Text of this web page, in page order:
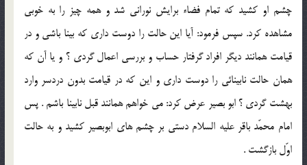
چشم او كشيد كه تمام فضاء برايش نوراني شد و همه چيز را به خوبي
مشاهده كرد. سپس فرمود: آيا اين حالت را دوست داري كه بينا باشي و در
قيامت همانند ديگر افراد گرفتار حساب و بررسي اعمال گردي ؟ و يا آن كه
همان حالت نابينائي را دوست داري و اين كه در قيامت بدون دردسر وارد
بهشت گردي ؟ ابو بصير عرض كرد: مي خواهم همانند قبل نابينا باشم . پس
امام محمّد باقر عليه السلام دستي بر چشم هاي ابوبصير كشيد و به حالت
اوّل بازگشت .